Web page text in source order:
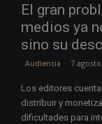
El gran
medios ya
sino su
Audiencia 7
Los editores
distribuir y
dificultades para